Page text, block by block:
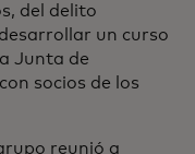
del delito
un curso
Junta de
socios de los
reunió a